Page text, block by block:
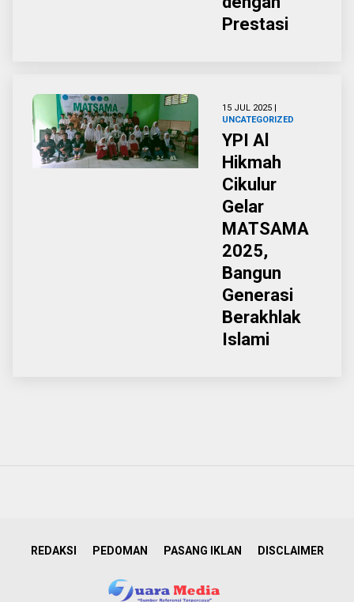
Prestasi
15 JUL 2025 |
UNCATEGORIZED
YPI Al
Hikmah
Cikulur
Gelar
MATSAMA
2025,
Bangun
Generasi
Berakhlak
Islami
REDAKSI PEDOMAN PASANG IKLAN DISCLAIMER